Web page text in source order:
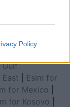
Policy
|
Gulf
Esim for
for Mexico
for Kosovo